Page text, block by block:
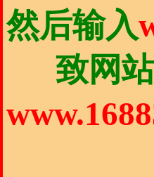
然后输入
致网